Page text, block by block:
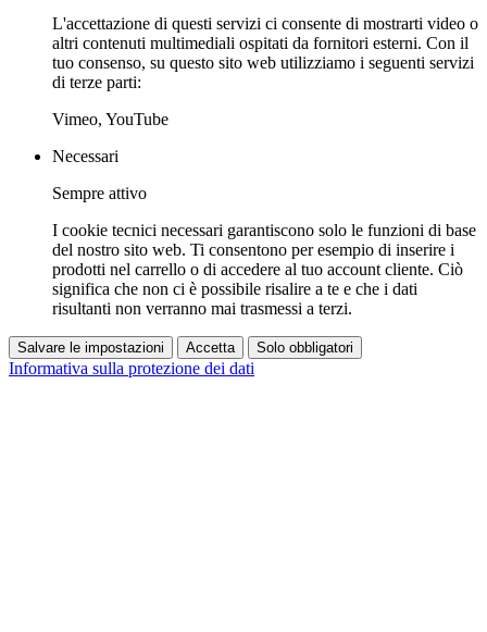
L'accettazione di questi servizi ci consente di mostrarti video o
altri contenuti multimediali ospitati da fornitori esterni. Con il
tuo consenso, su questo sito web utilizziamo i seguenti servizi
di terze parti:
Vimeo, YouTube
Necessari
Sempre attivo
I cookie tecnici necessari garantiscono solo le funzioni di base
del nostro sito web. Ti consentono per esempio di inserire i
prodotti nel carrello o di accedere al tuo account cliente. Ciò
significa che non ci è possibile risalire a te e che i dati
risultanti non verranno mai trasmessi a terzi.
Salvare le impostazioni Accetta Solo obbligatori
Informativa sulla protezione dei dati